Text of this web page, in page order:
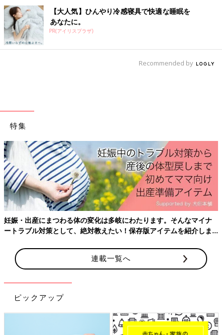
●写真はイメージです 写真提供/ピクスタ
写真と一緒に添えられている園の先生のコメントも、な
しながら試行錯誤している」といった、プロの視点での気づきが
書かれていたりします。 先生たちは、遊びの中から「学びや育
ているんです。
田中
そう思うと、保育園に預けるのってすごいメリットがある
んだなと思えてきます。
でも0歳や1歳児さんだと「学びの芽」を見つけるというより、お
世話が中心になるのではないですか？
先生 もちろん0歳児だと「養護」（＝基本的な生活と安心の保
障）の要素が強めではありますが、0歳児には0歳児なりにちゃん
えば、水を手でバシャバシャしていること、ありますよね。
ただの水遊びにみえますけど、よく見ると強くたたいてみたり、
まさに学びの瞬間ですよね。
なるほど、それが学んでいるということなんですね。
【大人気】ひんやり冷感寝具で快適な睡眠を
あなたに。
PR(アイリスプラザ)
Recommended by
特集
妊娠・出産にまつわる体の変化は多岐にわたります。そんなマイナ
ートラブル対策として、絶対教えたい！保存版アイテムを紹介しま
連載一覧へ
ピックアップ